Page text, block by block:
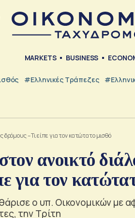
MARKETS BUSINESS
#ελληνικές Τράπεζες
– Τι είπε για τον κατώτατο μισθό
ανοικτό
για τον
ο υπ. Οικονομικών με
την Τρίτη